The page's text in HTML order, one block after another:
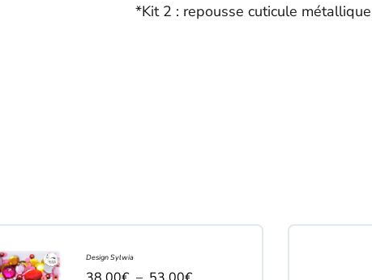
*Kit 2 : repousse cuticule
Design Sylwia